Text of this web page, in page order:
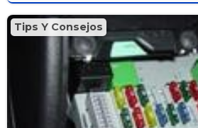
Tips Y Consejos